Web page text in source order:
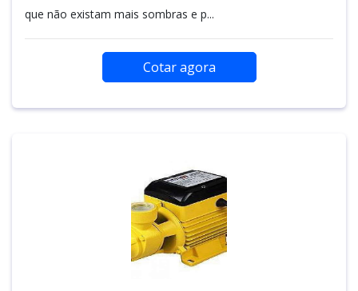
que não existam mais sombras e p...
Cotar agora